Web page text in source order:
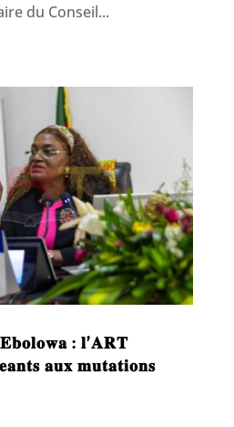
du Conseil...
: 𝐥’𝐀𝐑𝐓
𝐚𝐮𝐱 𝐦𝐮𝐭𝐚𝐭𝐢𝐨𝐧𝐬